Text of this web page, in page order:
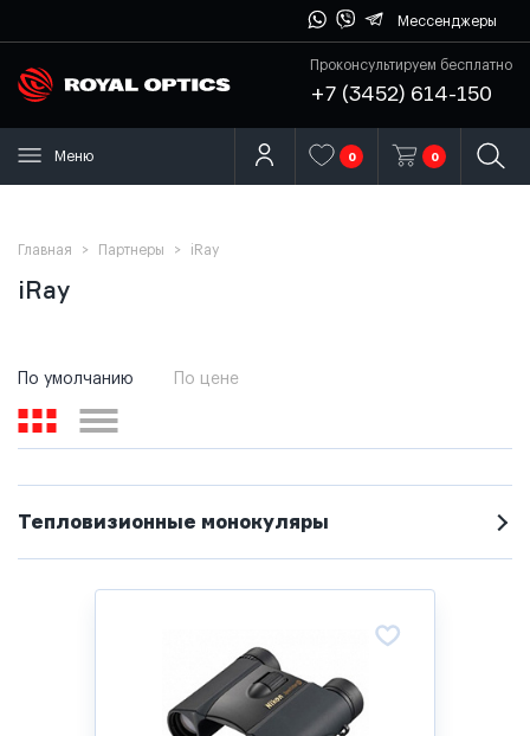
Мессенджеры
Проконсультируем бесплатно
+7 (3452) 614-150
Меню 0 0
Главная > Партнеры > iRay
iRay
По умолчанию По цене
Тепловизионные монокуляры